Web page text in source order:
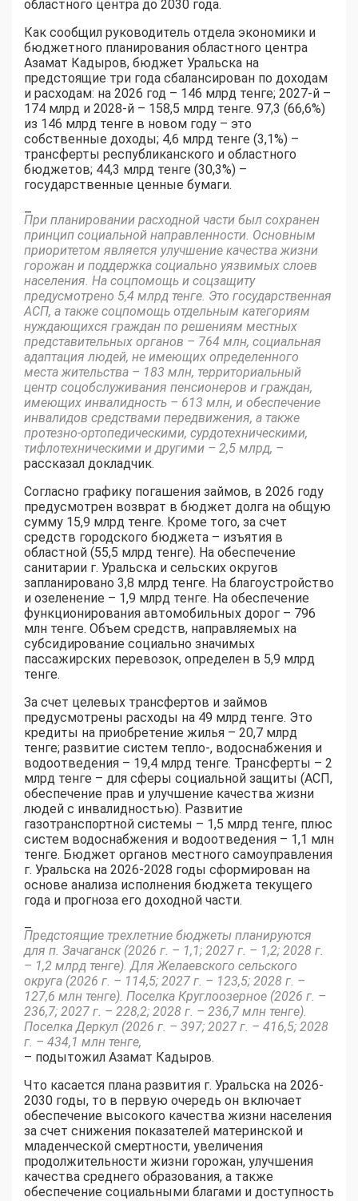
областного центра до 2030 года.
Как сообщил руководитель отдела экономики и
бюджетного планирования областного центра
Азамат Кадыров, бюджет Уральска на
предстоящие три года сбалансирован по доходам
и расходам: на 2026 год – 146 млрд тенге; 2027-й –
174 млрд и 2028-й – 158,5 млрд тенге. 97,3 (66,6%)
из 146 млрд тенге в новом году – это
собственные доходы; 4,6 млрд тенге (3,1%) –
трансферты республиканского и областного
бюджетов; 44,3 млрд тенге (30,3%) –
государственные ценные бумаги.
–
При планировании расходной части был сохранен
принцип социальной направленности. Основным
приоритетом является улучшение качества жизни
горожан и поддержка социально уязвимых слоев
населения. На соцпомощь и соцзащиту
предусмотрено 5,4 млрд тенге. Это государственная
АСП, а также соцпомощь отдельным категориям
нуждающихся граждан по решениям местных
представительных органов – 764 млн, социальная
адаптация людей, не имеющих определенного
места жительства – 183 млн, территориальный
центр соцобслуживания пенсионеров и граждан,
имеющих инвалидность – 613 млн, и обеспечение
инвалидов средствами передвижения, а также
протезно-ортопедическими, сурдотехническими,
тифлотехническими и другими – 2,5 млрд, –
рассказал докладчик.
Согласно графику погашения займов, в 2026 году
предусмотрен возврат в бюджет долга на общую
сумму 15,9 млрд тенге. Кроме того, за счет
средств городского бюджета – изъятия в
областной (55,5 млрд тенге). На обеспечение
санитарии г. Уральска и сельских округов
запланировано 3,8 млрд тенге. На благоустройство
и озеленение – 1,9 млрд тенге. На обеспечение
функционирования автомобильных дорог – 796
млн тенге. Объем средств, направляемых на
субсидирование социально значимых
пассажирских перевозок, определен в 5,9 млрд
тенге.
За счет целевых трансфертов и займов
предусмотрены расходы на 49 млрд тенге. Это
кредиты на приобретение жилья – 20,7 млрд
тенге; развитие систем тепло-, водоснабжения и
водоотведения – 19,4 млрд тенге. Трансферты – 2
млрд тенге – для сферы социальной защиты (АСП,
обеспечение прав и улучшение качества жизни
людей с инвалидностью). Развитие
газотранспортной системы – 1,5 млрд тенге, плюс
систем водоснабжения и водоотведения – 1,1 млн
тенге. Бюджет органов местного самоуправления
г. Уральска на 2026-2028 годы сформирован на
основе анализа исполнения бюджета текущего
года и прогноза его доходной части.
–
Предстоящие трехлетние бюджеты планируются
для п. Зачаганск (2026 г. – 1,1; 2027 г. – 1,2; 2028 г.
– 1,2 млрд тенге). Для Желаевского сельского
округа (2026 г. – 114,5; 2027 г. – 123,5; 2028 г. –
127,6 млн тенге). Поселка Круглоозерное (2026 г. –
236,7; 2027 г. – 228,2; 2028 г. – 236,7 млн тенге).
Поселка Деркул (2026 г. – 397; 2027 г. – 416,5; 2028
г. – 434,1 млн тенге,
– подытожил Азамат Кадыров.
Что касается плана развития г. Уральска на 2026-
2030 годы, то в первую очередь он включает
обеспечение высокого качества жизни населения
за счет снижения показателей материнской и
младенческой смертности, увеличения
продолжительности жизни горожан, улучшения
качества среднего образования, а также
обеспечение социальными благами и доступность